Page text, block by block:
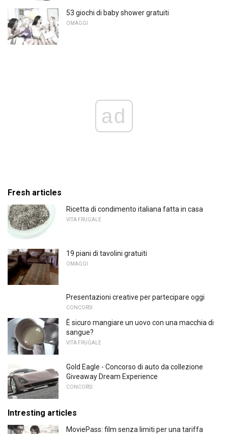
53 giochi di baby shower gratuiti
OMAGGI
ad
Fresh articles
Ricetta di condimento italiana fatta in casa
VITA FRUGALE
19 piani di tavolini gratuiti
OMAGGI
Presentazioni creative per partecipare oggi
CONCORSI
È sicuro mangiare un uovo con una macchia di
sangue?
VITA FRUGALE
Gold Eagle - Concorso di auto da collezione
Giveaway Dream Experience
CONCORSI
Intresting articles
MoviePass: film senza limiti per una tariffa